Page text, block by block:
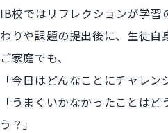
IB校ではリフレクションが学習
わりや課題の提出後に、生徒自
ご家庭でも、
「今日はどんなことにチャレン
「うまくいかなかったことは
う？」